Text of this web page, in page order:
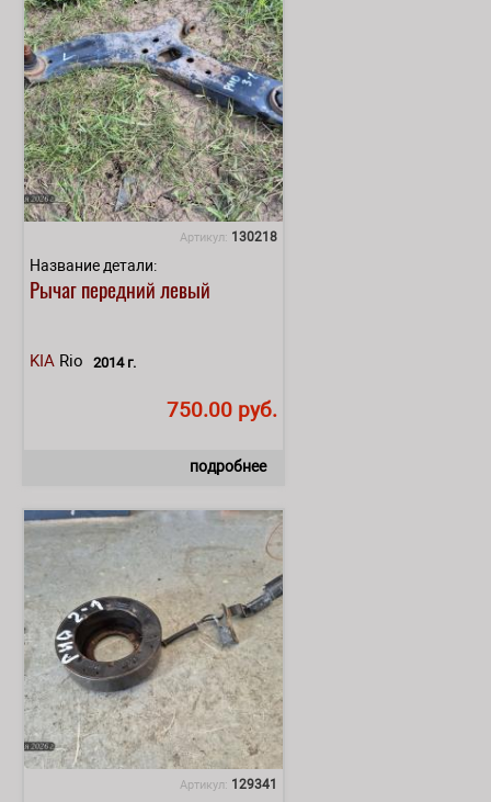
Артикул: 130218
Название детали:
Рычаг передний левый
KIA Rio 2014 г.
750.00 руб.
подробнее
Артикул: 129341